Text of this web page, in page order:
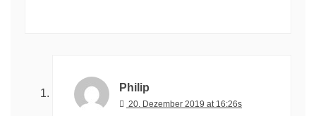
Philip
20. Dezember 2019 at 16:26s